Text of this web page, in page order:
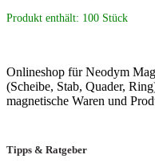
Produkt enthält: 100 Stück
Onlineshop für Neodym
(Scheibe, Stab, Quader,
magnetische Waren und
Tipps & Ratgeber